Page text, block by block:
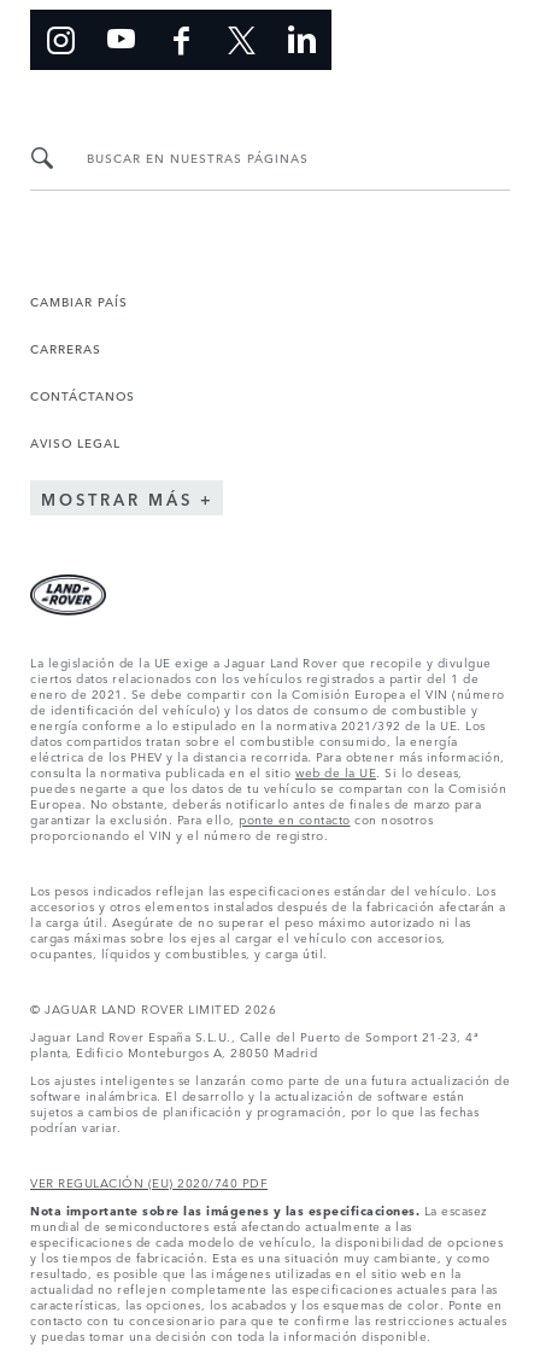
BUSCAR EN NUESTRAS PÁGINAS
CAMBIAR PAÍS
CARRERAS
CONTÁCTANOS
AVISO LEGAL
MOSTRAR MÁS
La legislación de la UE exige a Jaguar Land Rover que recopile y divulgue
ciertos datos relacionados con los vehículos registrados a partir del 1 de
enero de 2021. Se debe compartir con la Comisión Europea el VIN (número
de identificación del vehículo) y los datos de consumo de combustible y
energía conforme a lo estipulado en la normativa 2021/392 de la UE. Los
datos compartidos tratan sobre el combustible consumido, la energía
eléctrica de los PHEV y la distancia recorrida. Para obtener más información,
consulta la normativa publicada en el sitio web de la UE . Si lo deseas,
puedes negarte a que los datos de tu vehículo se compartan con la Comisión
Europea. No obstante, deberás notificarlo antes de finales de marzo para
garantizar la exclusión. Para ello, ponte en contacto con nosotros
proporcionando el VIN y el número de registro.
Los pesos indicados reflejan las especificaciones estándar del vehículo. Los
accesorios y otros elementos instalados después de la fabricación afectarán a
la carga útil. Asegúrate de no superar el peso máximo autorizado ni las
cargas máximas sobre los ejes al cargar el vehículo con accesorios,
ocupantes, líquidos y combustibles, y carga útil.
© JAGUAR LAND ROVER LIMITED 2026
Jaguar Land Rover España S.L.U., Calle del Puerto de Somport 21-23, 4ª
planta, Edificio Monteburgos A, 28050 Madrid
Los ajustes inteligentes se lanzarán como parte de una futura actualización de
software inalámbrica. El desarrollo y la actualización de software están
sujetos a cambios de planificación y programación, por lo que las fechas
podrían variar.
VER REGULACIÓN (EU) 2020/740 PDF
Nota importante sobre las imágenes y las especificaciones. La escasez
mundial de semiconductores está afectando actualmente a las
especificaciones de cada modelo de vehículo, la disponibilidad de opciones
y los tiempos de fabricación. Esta es una situación muy cambiante, y como
resultado, es posible que las imágenes utilizadas en el sitio web en la
actualidad no reflejen completamente las especificaciones actuales para las
características, las opciones, los acabados y los esquemas de color. Ponte en
contacto con tu concesionario para que te confirme las restricciones actuales
y puedas tomar una decisión con toda la información disponible.